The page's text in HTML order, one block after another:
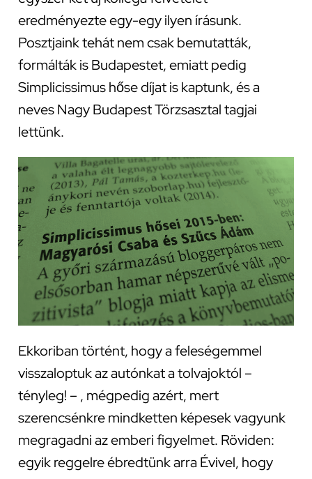
eredményezte egy-egy ilyen írásunk.
Posztjaink tehát nem csak bemutatták,
formálták is Budapestet, emiatt pedig
Simplicissimus hőse díjat is kaptunk, és a
neves Nagy Budapest Törzsasztal tagjai
lettünk.
Ekkoriban történt, hogy a feleségemmel
visszaloptuk az autónkat a tolvajoktól –
tényleg! – , mégpedig azért, mert
szerencsénkre mindketten képesek vagyunk
megragadni az emberi figyelmet. Röviden:
egyik reggelre ébredtünk arra Évivel, hogy